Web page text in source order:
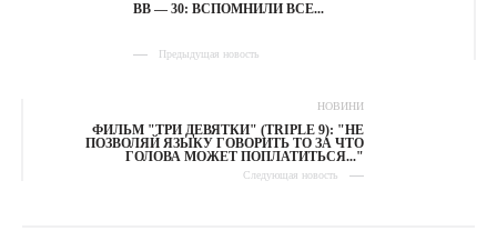
ВВ — 30: ВСПОМНИЛИ ВСЕ...
Предыдущая новость
НОВИНИ
ФИЛЬМ "ТРИ ДЕВЯТКИ" (TRIPLE 9): "НЕ
ПОЗВОЛЯЙ ЯЗЫКУ ГОВОРИТЬ ТО ЗА ЧТО
ГОЛОВА МОЖЕТ ПОПЛАТИТЬСЯ..."
Следующая новость